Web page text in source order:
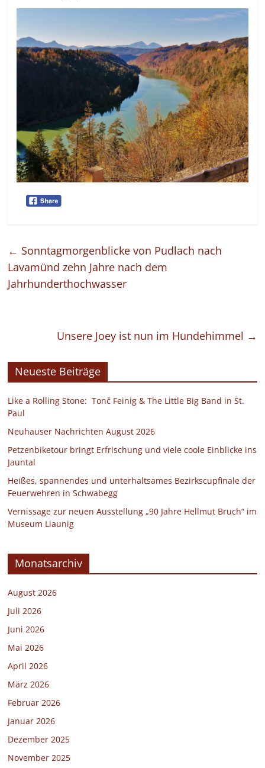
← Sonntagmorgenblicke von Pudlach nach
Lavamünd zehn Jahre nach dem
Jahrhunderthochwasser
Unsere Joey ist nun im Hundehimmel →
Neueste Beiträge
Like a Rolling Stone: Tonč Feinig & The Little Big Band in St.
Paul
Neuhauser Nachrichten August 2026
Petzenbiketour bringt Erfrischung und viele coole Einblicke ins
Jauntal
Heißes, spannendes und unterhaltsames Bezirkscupfinale der
Feuerwehren in Schwabegg
Vernissage zur neuen Ausstellung „90 Jahre Hellmut Bruch“ im
Museum Liaunig
Monatsarchiv
August 2026
Juli 2026
Juni 2026
Mai 2026
April 2026
März 2026
Februar 2026
Januar 2026
Dezember 2025
November 2025